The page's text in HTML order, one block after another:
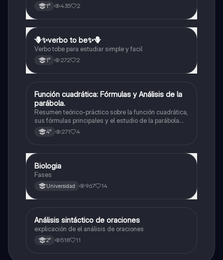
1° 435 2
Inglés
🪻✨️verbo to be✨️🪻
Verbo tobe para estudiar simple y facil
1° 272 2
Matemáticas
Función cuadrática: Fórmulas y Análisis de la
parábola.
Resumen teórico-práctico sobre la función cuadrática,
sus fórmulas principales y el estudio de la parábola
como representación gráfica.Incluye desarrollo de la
forma general, cálculo de raíces, vértice y elementos
4° 271 4
Biología
Biologia
Fases
Universidad 967 14
Lengua
Análisis sintáctico de oraciones
explicación de el análisis de oraciones
2° 518 11